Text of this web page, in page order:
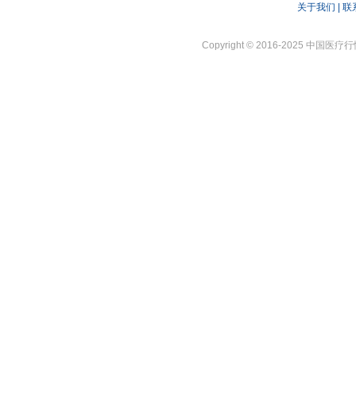
关于我们 联
Copyright © 2016-2025 中国医疗